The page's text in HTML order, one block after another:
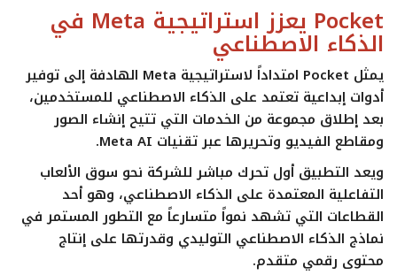
Pocket يعزز استراتيجية Meta في
الذكاء الاصطناعي
يمثل Pocket امتداداً لاستراتيجية Meta الهادفة إلى توفير
أدوات إبداعية تعتمد على الذكاء الاصطناعي للمستخدمين،
بعد إطلاق مجموعة من الخدمات التي تتيح إنشاء الصور
ومقاطع الفيديو وتحريرها عبر تقنيات Meta AI
.
ويعد التطبيق أول تحرك مباشر للشركة نحو سوق الألعاب
التفاعلية المعتمدة على الذكاء الاصطناعي، وهو أحد
القطاعات التي تشهد نمواً متسارعاً مع التطور المستمر في
نماذج الذكاء الاصطناعي التوليدي وقدرتها على إنتاج
محتوى رقمي متقدم.